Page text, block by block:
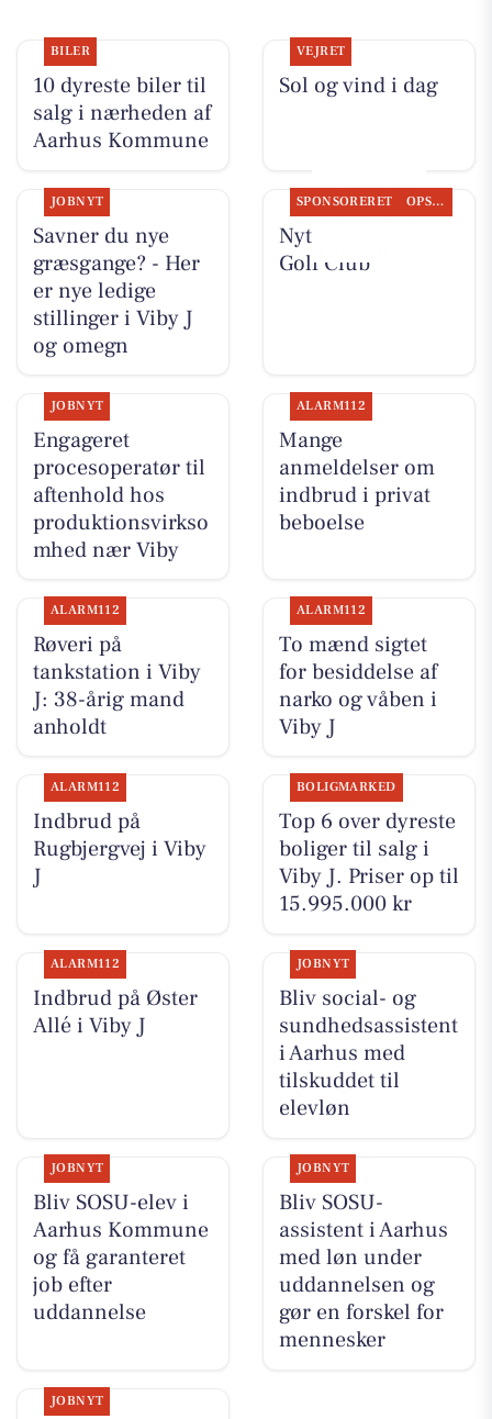
BILER
10 dyreste biler til
salg i nærheden af
Aarhus Kommune
VEJRET
Sol og vind i dag
JOBNYT
Savner du nye
græsgange? - Her
er nye ledige
stillinger i Viby J
og omegn
SPONSORERET OPSLAGSTAVLEN
Nyt fra Aarhus
Golf Club
JOBNYT
Engageret
procesoperatør til
aftenhold hos
produktionsvirkso
mhed nær Viby
ALARM112
Mange
anmeldelser om
indbrud i privat
beboelse
ALARM112
Røveri på
tankstation i Viby
J: 38-årig mand
anholdt
ALARM112
To mænd sigtet
for besiddelse af
narko og våben i
Viby J
ALARM112
Indbrud på
Rugbjergvej i Viby
J
BOLIGMARKED
Top 6 over dyreste
boliger til salg i
Viby J. Priser op til
15.995.000 kr
ALARM112
Indbrud på Øster
Allé i Viby J
JOBNYT
Bliv social- og
sundhedsassistent
i Aarhus med
tilskuddet til
elevløn
JOBNYT
Bliv SOSU-elev i
Aarhus Kommune
og få garanteret
job efter
uddannelse
JOBNYT
Bliv SOSU-
assistent i Aarhus
med løn under
uddannelsen og
gør en forskel for
mennesker
JOBNYT